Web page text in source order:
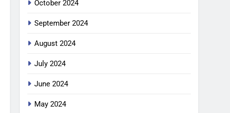
October 2024
September 2024
August 2024
July 2024
June 2024
May 2024